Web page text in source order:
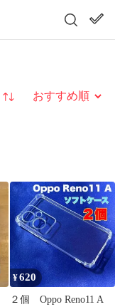
並び替え
¥620
２個 Oppo Reno11 A